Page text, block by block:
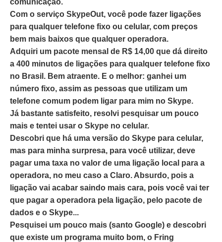
comunicação.
Com o serviço SkypeOut, você pode fazer ligações
para qualquer telefone fixo ou celular, com preços
bem mais baixos que qualquer operadora.
Adquiri um pacote mensal de R$ 14,00 que dá direito
a 400 minutos de ligações para qualquer telefone fixo
no Brasil. Bem atraente. E o melhor: ganhei um
número fixo, assim as pessoas que utilizam um
telefone comum podem ligar para mim no Skype.
Já bastante satisfeito, resolvi pesquisar um pouco
mais e tentei usar o Skype no celular.
Descobri que há uma versão do Skype para celular,
mas para minha surpresa, para você utilizar, deve
pagar uma taxa no valor de uma ligação local para a
operadora, no meu caso a Claro. Absurdo, pois a
ligação vai acabar saindo mais cara, pois você vai ter
que pagar a operadora pela ligação, pelo pacote de
dados e o Skype...
Pesquisei um pouco mais (santo Google) e descobri
que existe um programa muito bom, o Fring